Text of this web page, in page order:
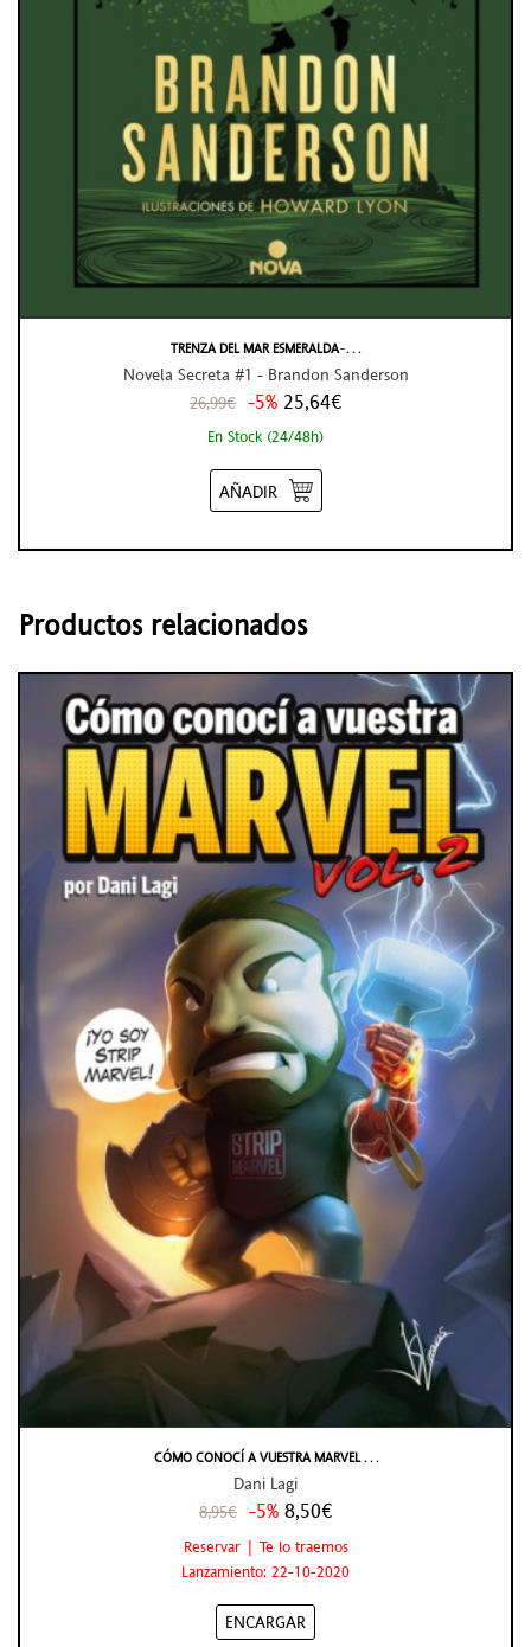
TRENZA DEL MAR ESMERALDA ̵ . . .
Novela Secreta #1 - Brandon Sanderson
26,99€ -5% 25,64€
En Stock (24/48h)
AÑADIR
Productos relacionados
CÓMO CONOCÍ A VUESTRA MARVEL . . .
Dani Lagi
8,95€ -5% 8,50€
Reservar | Te lo traemos
Lanzamiento: 22-10-2020
ENCARGAR